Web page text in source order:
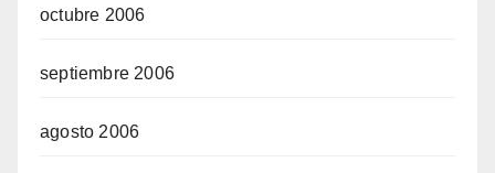
octubre 2006
septiembre 2006
agosto 2006